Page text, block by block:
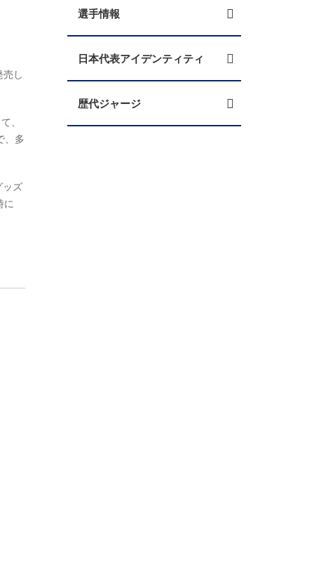
し
、
、多
ッズ
に
選手情報
日本代表アイデンティティ
歴代ジャージ